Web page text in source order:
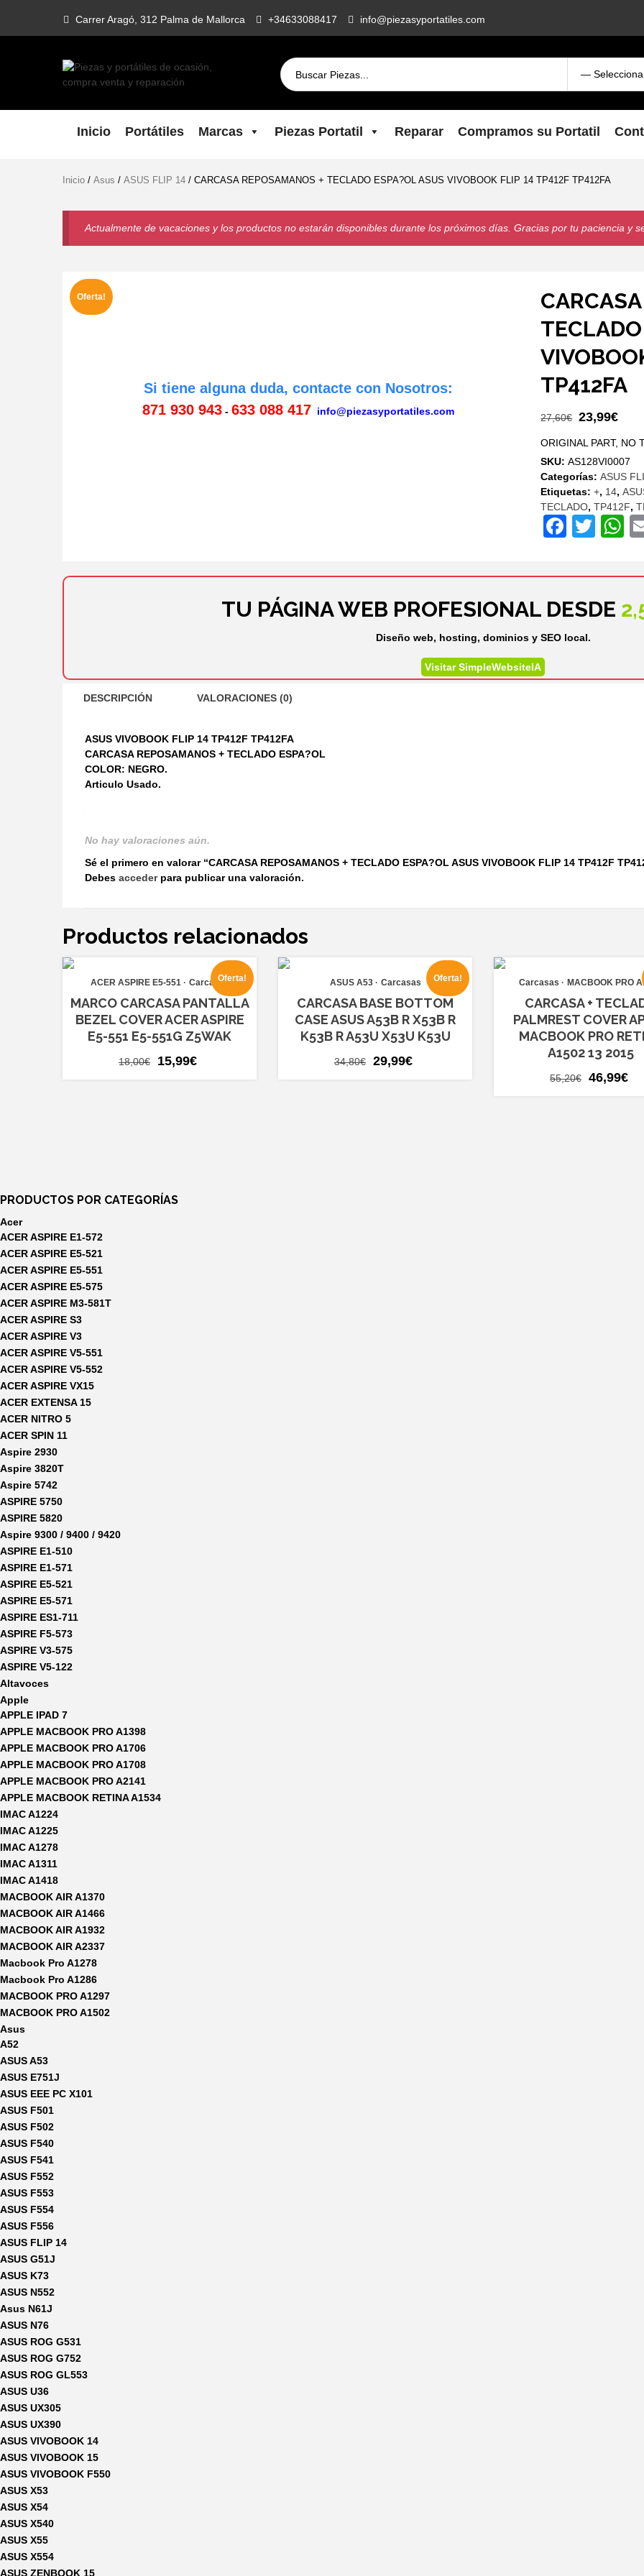
content
Carrer Aragó, 312 Palma de Mallorca +34633088417 info@piezasyportatiles.com
Piezas Y
Portátiles De
Y Reparación
tu portatil, Pantallas, Teclas,
Teclados, Baterías, Carcasas, Placas,
Inicio Portátiles Marcas Piezas Portatil Reparar Compramos su Portatil
Inicio / Asus / ASUS FLIP 14 / CARCASA REPOSAMANOS + TECLADO ESPA?OL ASUS VIVOBOOK FLIP 14 TP412F TP412FA
Actualmente de vacaciones y los productos no estarán disponibles durante los próximos días. Gracias por tu paciencia y
Oferta!
TP412FA
27,60€ El
original
era:
27,60€.
23,99€
es:
ORIGINAL PART, NO
SKU:AS128VI0007
Categorías:ASUS
Etiquetas:+, 14,
TECLADO,TP412F,
Si tiene alguna duda, contacte con Nosotros:
871 930 943- 633 088 417 info@piezasyportatiles.com
TU PÁGINA WEB PROFESIONAL DESDE
Diseño web, hosting, dominios y SEO local.
Visitar SimpleWebsiteIA
DESCRIPCIÓN VALORACIONES (0)
ASUS VIVOBOOK FLIP 14 TP412F TP412FA
CARCASA REPOSAMANOS + TECLADO ESPA?OL
COLOR: NEGRO.
Articulo Usado.
No hay valoraciones aún.
Sé el primero en valorar “CARCASA REPOSAMANOS + TECLADO ESPA?OL ASUS VIVOBOOK FLIP 14 TP412F
Debes accederpara publicar una valoración.
Productos relacionados
Oferta!
ACER ASPIRE E5-551 Carcasas
MARCO CARCASA PANTALLA
BEZEL COVER ACER ASPIRE
E5-551 E5-551G Z5WAK
18,00€
El
15,99€
Oferta!
ASUS A53 Carcasas
CARCASA BASE BOTTOM
CASE ASUS A53B R X53B R
K53B R A53U X53U K53U
34,80€
El
29,99€
Carcasas MACBOOK PRO
CARCASA +
PALMREST COVER
MACBOOK PRO
A1502 13 2015
55,20€
El
46,99€
PRODUCTOS POR CATEGORÍAS
Acer
ACER ASPIRE E1-572
ACER ASPIRE E5-521
ACER ASPIRE E5-551
ACER ASPIRE E5-575
ACER ASPIRE M3-581T
ACER ASPIRE S3
ACER ASPIRE V3
ACER ASPIRE V5-551
ACER ASPIRE V5-552
ACER ASPIRE VX15
ACER EXTENSA 15
ACER NITRO 5
ACER SPIN 11
Aspire 2930
Aspire 3820T
Aspire 5742
ASPIRE 5750
ASPIRE 5820
Aspire 9300 / 9400 / 9420
ASPIRE E1-510
ASPIRE E1-571
ASPIRE E5-521
ASPIRE E5-571
ASPIRE ES1-711
ASPIRE F5-573
ASPIRE V3-575
ASPIRE V5-122
Altavoces
Apple
APPLE IPAD 7
APPLE MACBOOK PRO A1398
APPLE MACBOOK PRO A1706
APPLE MACBOOK PRO A1708
APPLE MACBOOK PRO A2141
APPLE MACBOOK RETINA A1534
IMAC A1224
IMAC A1225
IMAC A1278
IMAC A1311
IMAC A1418
MACBOOK AIR A1370
MACBOOK AIR A1466
MACBOOK AIR A1932
MACBOOK AIR A2337
Macbook Pro A1278
Macbook Pro A1286
MACBOOK PRO A1297
MACBOOK PRO A1502
Asus
A52
ASUS A53
ASUS E751J
ASUS EEE PC X101
ASUS F501
ASUS F502
ASUS F540
ASUS F541
ASUS F552
ASUS F553
ASUS F554
ASUS F556
ASUS FLIP 14
ASUS G51J
ASUS K73
ASUS N552
Asus N61J
ASUS N76
ASUS ROG G531
ASUS ROG G752
ASUS ROG GL553
ASUS U36
ASUS UX305
ASUS UX390
ASUS VIVOBOOK 14
ASUS VIVOBOOK 15
ASUS VIVOBOOK F550
ASUS X53
ASUS X54
ASUS X540
ASUS X55
ASUS X554
ASUS ZENBOOK 15